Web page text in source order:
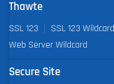
Thawte
SSL 123 SSL 123 Wildcard
Web Server Wildcard
Secure Site